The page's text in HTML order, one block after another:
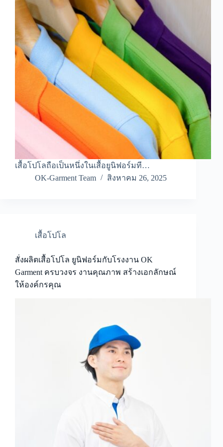
เสื้อโปโลถือเป็นหนึ่งในเสื้อยูนิฟอร์มที…
OK-Garment Team
สิงหาคม 26, 2025
เสื้อโปโล
สั่งผลิตเสื้อโปโล ยูนิฟอร์มกับโรงงาน OK
Garment ครบวงจร งานคุณภาพ สร้างเอกลักษณ์
ให้องค์กรคุณ